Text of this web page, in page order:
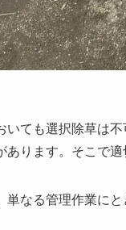
いても選択除草は
ります。そこで
なる管理作業に